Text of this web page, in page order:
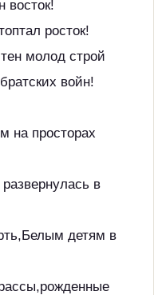
восток!
росток!
молод строй
войн!
на просторах
в
детям в